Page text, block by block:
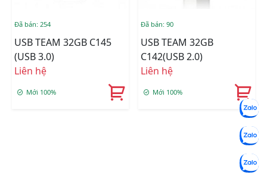
Đã bán: 254
USB TEAM 32GB C145
(USB 3.0)
Liên hệ
Mới 100%
Đã bán: 90
USB TEAM 32GB
C142(USB 2.0)
Liên hệ
Mới 100%